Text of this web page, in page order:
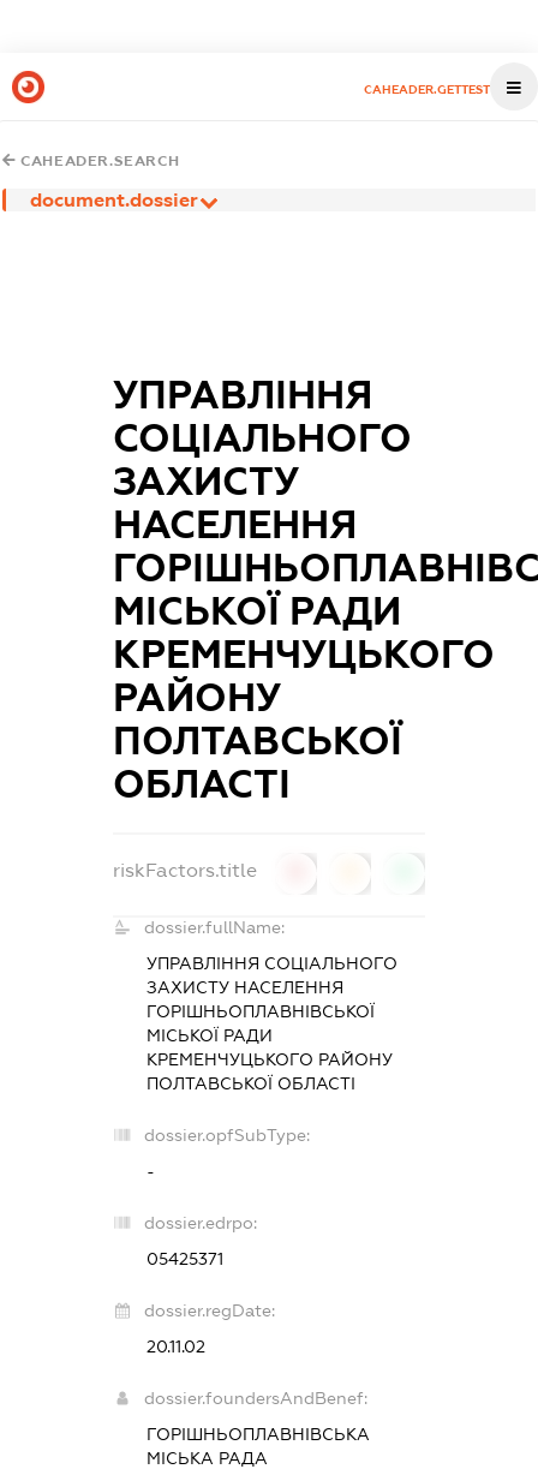
CAHEADER.GETTEST
CAHEADER.SEARCH
document.dossier
УПРАВЛІННЯ
СОЦІАЛЬНОГО
ЗАХИСТУ
НАСЕЛЕННЯ
МІСЬКОЇ РАДИ
КРЕМЕНЧУЦЬКОГО
РАЙОНУ
ПОЛТАВСЬКОЇ
ОБЛАСТІ
riskFactors.title
dossier.fullName:
УПРАВЛІННЯ СОЦІАЛЬНОГО
ЗАХИСТУ НАСЕЛЕННЯ
ГОРІШНЬОПЛАВНІВСЬКОЇ
МІСЬКОЇ РАДИ
КРЕМЕНЧУЦЬКОГО РАЙОНУ
ПОЛТАВСЬКОЇ ОБЛАСТІ
dossier.opfSubType:
-
dossier.edrpo:
05425371
dossier.regDate:
20.11.02
dossier.foundersAndBenef:
ГОРІШНЬОПЛАВНІВСЬКА
МІСЬКА РАДА